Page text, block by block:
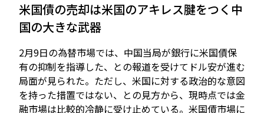
米国債の売却は米国のアキレス腱をつく中
国の大きな武器
2月9日の為替市場では、中国当局が銀行に米国債保
有の抑制を指導した、との報道を受けてドル安が進む
局面が見られた。ただし、米国に対する政治的な意図
を持った措置ではない、との見方から、現時点では金
融市場は比較的冷静に受け止めている。米国債市場に